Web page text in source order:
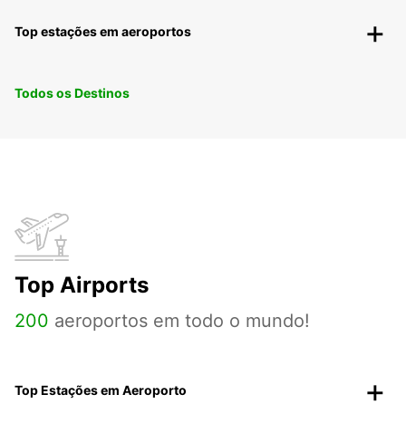
Top estações em aeroportos
Todos os Destinos
Top Airports
200 aeroportos em todo o mundo!
Top Estações em Aeroporto